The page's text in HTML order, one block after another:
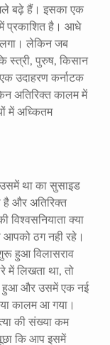
बढ़े हैं। इसका एक
प्रकाशित है। आधे
लगा। लेकिन जब
स्त्री, पुरुष, किसान
उदाहरण कर्नाटक
अतिरिक्त कालम में
में अध्कितम
उसमें था का सुसाइड
है और अतिरिक्त
विश्वसनियाता क्या
ठग नही रहे।
हुआ विलासराव
में लिखता था, तो
हुआ और उसमें एक नई
कालम आ गया।
की संख्या कम
कि आप इसमें